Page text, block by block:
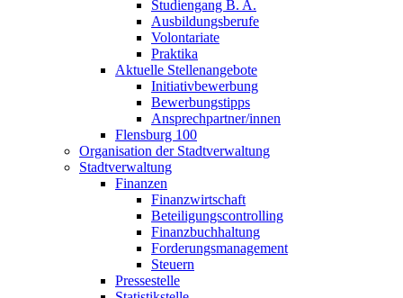
Studiengang B. A.
Ausbildungsberufe
Volontariate
Praktika
Aktuelle Stellenangebote
Initiativbewerbung
Bewerbungstipps
Ansprechpartner/innen
Flensburg 100
Organisation der Stadtverwaltung
Stadtverwaltung
Finanzen
Finanzwirtschaft
Beteiligungscontrolling
Finanzbuchhaltung
Forderungsmanagement
Steuern
Pressestelle